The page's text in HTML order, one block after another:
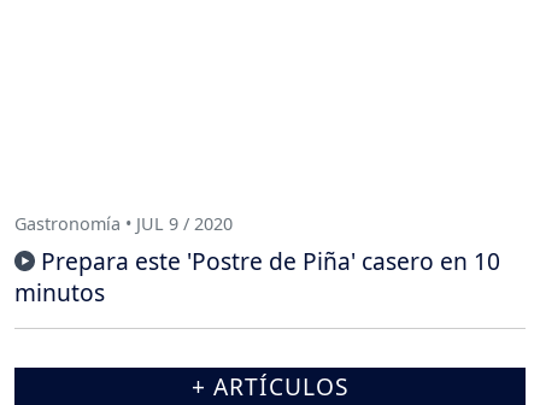
Gastronomía • JUL 9 / 2020
Prepara este 'Postre de Piña' casero en 10
minutos
+ ARTÍCULOS